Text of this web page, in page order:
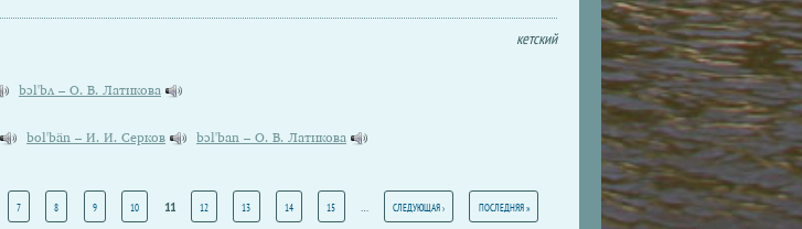
кетский
bɔl'bʌ – О. В. Латикова
bol'bän – И. И. Серков bɔl'ban – О. В. Латикова
7 8 9 10 11 12 13 14 15 … СЛЕДУЮЩАЯ › ПОСЛЕДНЯЯ »